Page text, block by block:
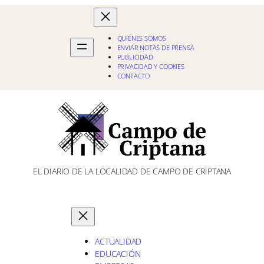
QUIÉNES SOMOS
ENVIAR NOTAS DE PRENSA
PUBLICIDAD
PRIVACIDAD Y COOKIES
CONTACTO
EL DIARIO DE LA LOCALIDAD DE CAMPO DE CRIPTANA
ACTUALIDAD
EDUCACIÓN